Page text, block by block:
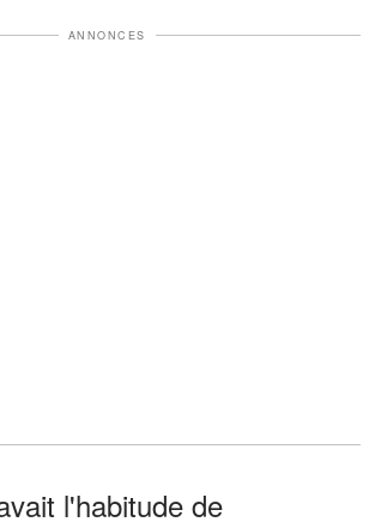
ANNONCES
l'habitude de